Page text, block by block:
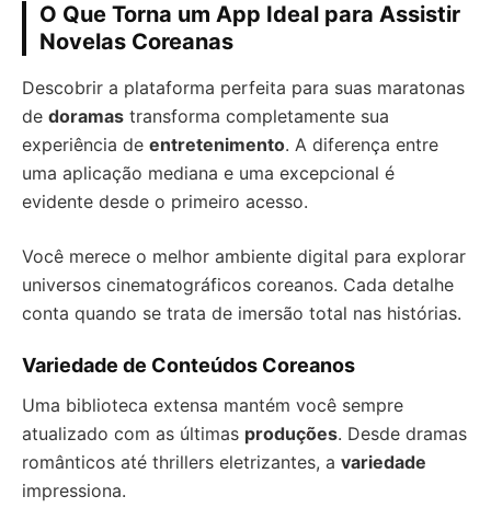
O Que Torna um App Ideal para Assistir
Novelas Coreanas
Descobrir a plataforma perfeita para suas maratonas
de doramas transforma completamente sua
experiência de entretenimento. A diferença entre
uma aplicação mediana e uma excepcional é
evidente desde o primeiro acesso.
Você merece o melhor ambiente digital para explorar
universos cinematográficos coreanos. Cada detalhe
conta quando se trata de imersão total nas histórias.
Variedade de Conteúdos Coreanos
Uma biblioteca extensa mantém você sempre
atualizado com as últimas produções. Desde dramas
românticos até thrillers eletrizantes, a variedade
impressiona.